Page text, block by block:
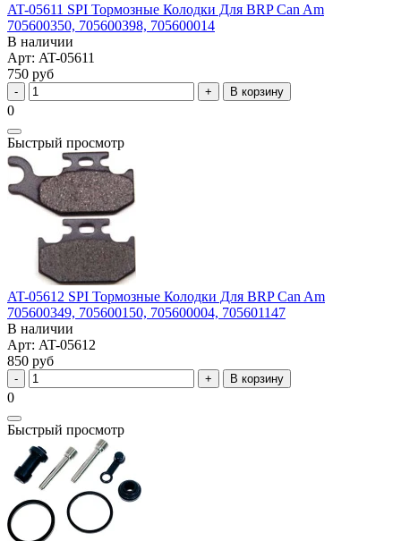
AT-05611 SPI Тормозные Колодки Для BRP Can Am
705600350, 705600398, 705600014
В наличии
Арт: AT-05611
750 руб
В корзину
0
Быстрый просмотр
AT-05612 SPI Тормозные Колодки Для BRP Can Am
705600349, 705600150, 705600004, 705601147
В наличии
Арт: AT-05612
850 руб
В корзину
0
Быстрый просмотр